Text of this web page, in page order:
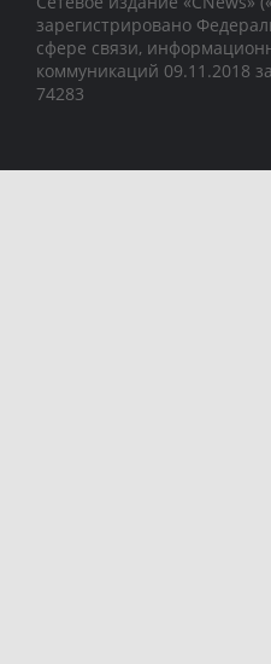
зарегистрировано
сфере связи,
коммуникаций 09.11.2018
74283